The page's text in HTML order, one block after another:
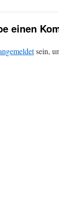
einen
sein,